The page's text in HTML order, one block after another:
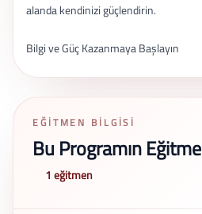
alanda kendinizi güçlendirin.
Bilgi ve Güç Kazanmaya Başlayın
EĞITMEN BILGISI
Bu Programın
1 eğitmen